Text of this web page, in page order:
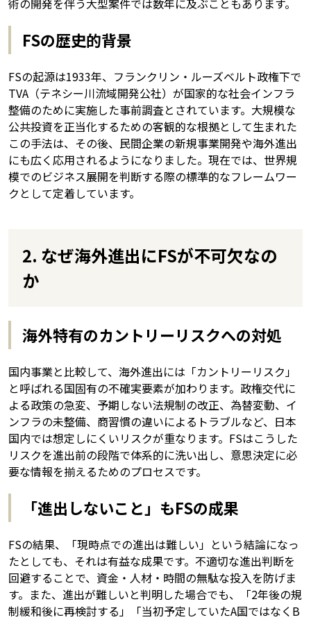
術の開発を伴う大型案件では数年に及ぶこともあります。
FSの歴史的背景
FSの起源は1933年、フランクリン・ルーズベルト政権下で
TVA（テネシー川流域開発公社）が国家的な社会インフラ
整備のために実施した事前調査とされています。大規模な
公共投資を正当化するための客観的な根拠として生まれた
この手法は、その後、民間企業の新規事業開発や海外進出
にも広く応用されるようになりました。現在では、世界規
模でのビジネス展開を判断する際の標準的なフレームワー
クとして定着しています。
2. なぜ海外進出にFSが不可欠なの
か
海外特有のカントリーリスクへの対処
国内事業と比較して、海外進出には「カントリーリスク」
と呼ばれる国固有の不確実要素が加わります。政権交代に
よる政策の急変、予期しない法規制の改正、為替変動、イ
ンフラの未整備、商習慣の違いによるトラブルなど、日本
国内では想定しにくいリスクが重なります。FSはこうした
リスクを進出前の段階で体系的に洗い出し、意思決定に必
要な情報を揃えるためのプロセスです。
「進出しないこと」もFSの成果
FSの結果、「現時点での進出は難しい」という結論になっ
たとしても、それは有益な成果です。不適切な進出判断を
回避することで、資金・人材・時間の無駄な投入を防げま
す。また、進出が難しいと判明した場合でも、「2年後の規
制緩和後に再検討する」「当初予定していたA国ではなくB